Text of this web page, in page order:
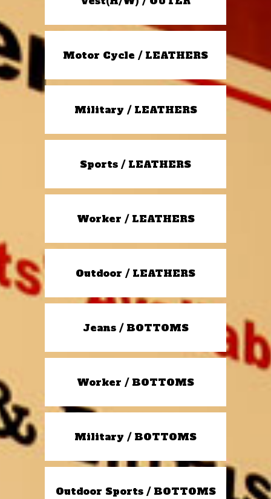
Motor Cycle / LEATHERS
Military / LEATHERS
Sports / LEATHERS
Worker / LEATHERS
Outdoor / LEATHERS
Jeans / BOTTOMS
Worker / BOTTOMS
Military / BOTTOMS
Outdoor Sports / BOTTOMS